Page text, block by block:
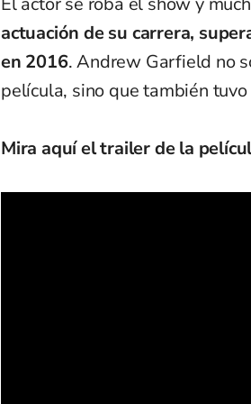
actuación de su carrera,
en 2016. Andrew Garfield no
película, sino que también
Mira aquí el trailer de la